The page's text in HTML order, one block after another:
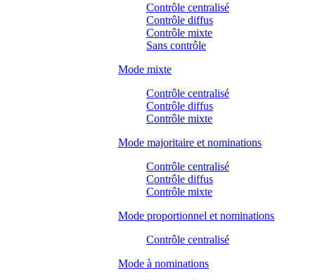
Contrôle centralisé
Contrôle diffus
Contrôle mixte
Sans contrôle
Mode mixte
Contrôle centralisé
Contrôle diffus
Contrôle mixte
Mode majoritaire et nominations
Contrôle centralisé
Contrôle diffus
Contrôle mixte
Mode proportionnel et nominations
Contrôle centralisé
Mode à nominations